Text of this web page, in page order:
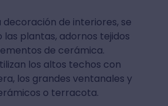
decoración de interiores, se
las plantas, adornos tejidos
de cerámica.
los altos techos con
los grandes ventanales y
o terracota.